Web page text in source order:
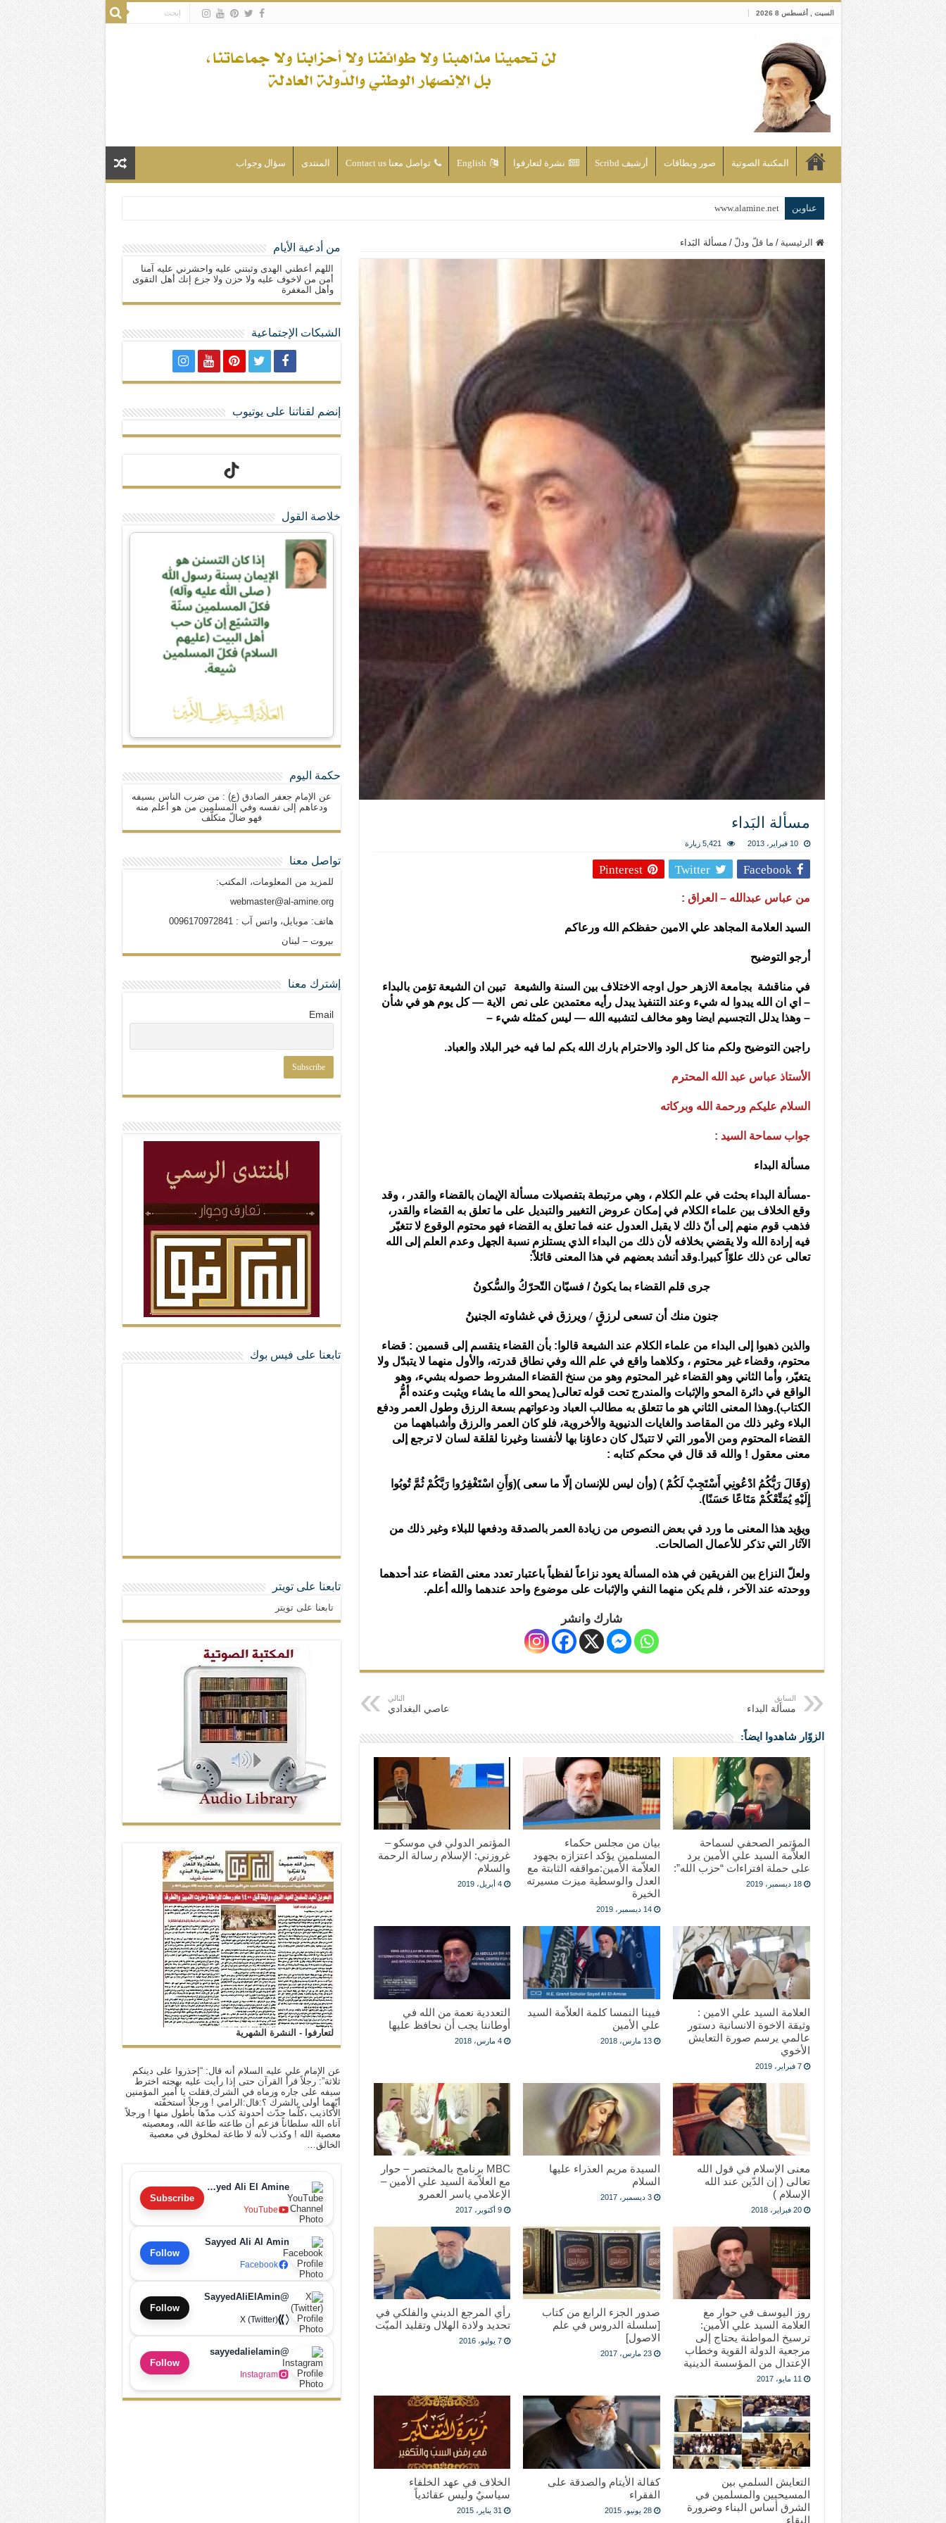
السبت , أغسطس 8 2026
المكتبة الصوتية صور وبطاقات أرشيف Scribd نشرة لتعارفوا English تواصل معنا Contact us المنتدى سؤال وجواب
عناوين www.alamine.net
إذا كان التسنن هو الإيمان بسنة رسول الله ( صلى الله عليه وآله) فكلّ المسلمين سنّة والتشيّع إن كان حب أهل البيت (عليهم السلام) فكلّ المسلمين شيعة.
لن تحمينا مذاهبنا ولا طوائفنا ولا أحزابنا ولا جماعاتنا، بل الإنصهار الوطني والدولة العادلة
المذاهب ليست قدرًا لا يمكن تجاوزه
ليست المنفعة تأتي من إسلامية النّظام كما لا تأتي المضرة من مسيحية النظام
المتهاون بوطنه متهاون بدينه حتماً
نسج العلاقة مع الآخر تكون من خلال منظومة القيم و المبادئ الانسانية التي تجعل الناس سواسية لا تفرق بينهم أعراق و ألوان و لا تمنحهم الامتيازات أنساب و أديان
الرئيسية / ما قلّ ودلّ / مسألة البَداء
مسألة البَداء
10 فبراير، 2013 5,421 زيارة
Facebook
Twitter
Pinterest
من عباس عبدالله – العراق :
السيد العلامة المجاهد علي الامين حفظكم الله ورعاكم
أرجو التوضيح
في مناقشة بجامعة الازهر حول اوجه الاختلاف بين السنة والشيعة تبين ان الشيعة تؤمن بالبداء
– اي ان الله يبدوا له شيء وعند التنفيذ يبدل رأيه معتمدين على نص الاية — كل يوم هو في شأن
– وهذا يدلل التجسيم ايضا وهو مخالف لتشبيه الله — ليس كمثله شيء –
راجين التوضيح ولكم منا كل الود والاحترام بارك الله بكم لما فيه خير البلاد والعباد.
الأستاذ عباس عبد الله المحترم
السلام عليكم ورحمة الله وبركاته
جواب سماحة السيد :
مسألة البداء
-مسألة البداء بحثت في علم الكلام ، وهي مرتبطة بتفصيلات مسألة الإيمان بالقضاء والقدر ، وقد
وقع الخلاف بين علماء الكلام في إمكان عروض التغيير والتبديل على ما تعلق به القضاء والقدر،
فذهب قوم منهم إلى أنّ ذلك لا يقبل العدول عنه فما تعلق به القضاء فهو محتوم الوقوع لا تتغيّر
فيه إرادة الله ولا يقضي بخلافه لأن ذلك من البداء الذي يستلزم نسبة الجهل وعدم العلم إلى الله
تعالى عن ذلك علوّاً كبيرا.وقد أنشد بعضهم في هذا المعنى قائلاً:
جرى قلم القضاء بما يكونُ / فسيّان التّحرّكُ والسُّكونُ
جنون منك أن تسعى لرزقٍ / ويرزق في غشاوته الجنينُ
والذين ذهبوا إلى البداء من علماء الكلام عند الشيعة قالوا: بأن القضاء ينقسم إلى قسمين : قضاء
محتوم، وقضاء غير محتوم ، وكلاهما واقع في علم الله وفي نطاق قدرته، والأول منهما لا يتبدّل ولا
يتغيّر، وأما الثاني وهو القضاء غير المحتوم وهو من سنخ القضاء المشروط حصوله بشيء، وهو
الواقع في دائرة المحو والإثبات والمندرج تحت قوله تعالى( يمحو الله ما يشاء ويثبت وعنده أمُّ
الكتاب).وهذا المعنى الثاني هو ما تتعلق به مطالب العباد ودعواتهم بسعة الرزق وطول العمر ودفع
البلاء وغير ذلك من المقاصد والغايات الدنيوية والأخروية، فلو كان العمر والرزق وأشباههما من
القضاء المحتوم ومن الأمور التي لا تتبدّل كان دعاؤنا بها لأنفسنا وغيرنا لقلقة لسان لا ترجع إلى
معنى معقول ! والله قد قال في محكم كتابه :
(وَقَالَ رَبُّكُمُ ادْعُونِي أَسْتَجِبْ لَكُمْ ) (وأن ليس للإنسان إلّا ما سعى )(وَأَنِ اسْتَغْفِرُوا رَبَّكُمْ ثُمَّ تُوبُوا
إِلَيْهِ يُمَتِّعْكُمْ مَتَاعًا حَسَنًا).
ويؤيد هذا المعنى ما ورد في بعض النصوص من زيادة العمر بالصدقة ودفعها للبلاء وغير ذلك من
الآثار التي تذكر للأعمال الصالحات.
ولعلّ النزاع بين الفريقين في هذه المسألة يعود نزاعاً لفظياً باعتبار تعدد معنى القضاء عند أحدهما
ووحدته عند الآخر ، فلم يكن منهما النفي والإثبات على موضوع واحد عندهما والله أعلم.
شارك وانشر
السابق
مسألة البداء
التالي
عاصي البغدادي
الزوّار شاهدوا ايضاً:
المؤتمر الصحفي لسماحة
العلاّمة السيد علي الأمين يرد
على حملة افتراءات “حزب الله”:
18 ديسمبر، 2019
بيان من ‎مجلس حكماء
المسلمين يؤكد اعتزازه بجهود
العلاّمة الأمين:مواقفه الثابتة مع
العدل والوسطية ميزت مسيرته
الخيرة
14 ديسمبر، 2019
المؤتمر الدولي في موسكو –
غروزني: الإسلام رسالة الرحمة
والسلام
4 أبريل، 2019
العلامة السيد علي الامين :
وثيقة الاخوة الانسانية دستور
عالمي يرسم صورة التعايش
الأخوي
7 فبراير، 2019
فيينا النمسا كلمة العلاّمة السيد
علي الأمين
13 مارس، 2018
التعددية نعمة من الله في
أوطاننا يجب أن نحافظ عليها
4 مارس، 2018
معنى الإسلام في قول الله
تعالى ( إن الدّين عند الله
الإسلام )
20 فبراير، 2018
السيدة مريم العذراء عليها
السلام
3 ديسمبر، 2017
MBC برنامج بالمختصر – حوار
مع العلاّمة السيد علي الأمين –
الإعلامي ياسر العمرو
9 أكتوبر، 2017
روز اليوسف في حوار مع
العلامة السيد علي الأمين:
ترسيخ المواطنة يحتاج إلى
مرجعية الدولة القوية وخطاب
الإعتدال من المؤسسة الدينية
11 مايو، 2017
صدور الجزء الرابع من كتاب
[سلسلة الدروس في علم
الاصول]
23 مارس، 2017
رأي المرجع الديني والفلكي في
تحديد ولادة الهلال وتقليد الميّت
7 يوليو، 2016
التعايش السلمي بين
المسيحيين والمسلمين في
الشرق أساس البناء وضرورة
البقاء
كفالة الأيتام والصدقة على
الفقراء
28 يونيو، 2015
الخلاف في عهد الخلفاء
سياسيٌ وليس عقائدياً
31 يناير، 2015
من أدعية الأيام
اللهم أعطني الهدى وثبتني عليه واحشرني عليه آمنا
أمن من لاخوف عليه ولا حزن ولا جزع إنك أهل التقوى
وأهل المغفرة
الشبكات الإجتماعية
إنضم لقناتنا على يوتيوب
خلاصة القول
حكمة اليوم
عن الإمام جعفر الصادق (ع) : من ضرب الناس بسيفه
ودعاهم إلى نفسه وفي المسلمين من هو أعلم منه
فهو ضالّ متكلّف
تواصل معنا
للمزيد من المعلومات، المكتب:
webmaster@al-amine.org
هاتف: موبايل، واتس آب : 0096170972841
بيروت – لبنان
إشترك معنا
Email
تابعنا على فيس بوك
تابعنا على تويتر
تابعنا على تويتر
لتعارفوا - النشرة الشهرية
عن الإمام علي عليه السلام أنه قال: “إحذروا على دينكم
ثلاثة”: رجلاً قرأ القرآن حتى إذا رأيت عليه بهجته اخترط
سيفه على جاره ورماه في الشرك,فقلت يا أمير المؤمنين
أيّهما أولى بالشرك ؟:قال:الرامي ! ورجلاً استخفّته
الأكاذيب ،كلّما حدّث أحدوثة كذب مدّها بأطول منها ! ورجلاً
آتاه الله سلطاناً فزعم أن طاعته طاعة الله، ومعصيته
معصية الله ! وكذب لأنه لا طاعة لمخلوق في معصية
الخالق…
Sayyed Ali El Amine
YouTube
Subscribe
Sayyed Ali Al Amin
Facebook
Follow
@SayyedAliElAmin
X (Twitter)
Follow
@sayyedalielamin
Instagram
Follow